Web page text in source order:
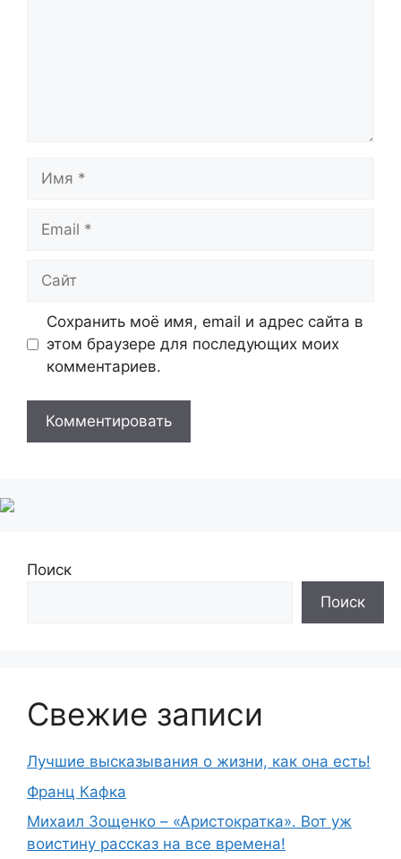
Сохранить моё имя, email и адрес сайта в
этом браузере для последующих моих
комментариев.
Поиск
Поиск
Свежие записи
Лучшие высказывания о жизни, как она есть!
Франц Кафка
Михаил Зощенко – «Аристократка». Вот уж
воистину рассказ на все времена!